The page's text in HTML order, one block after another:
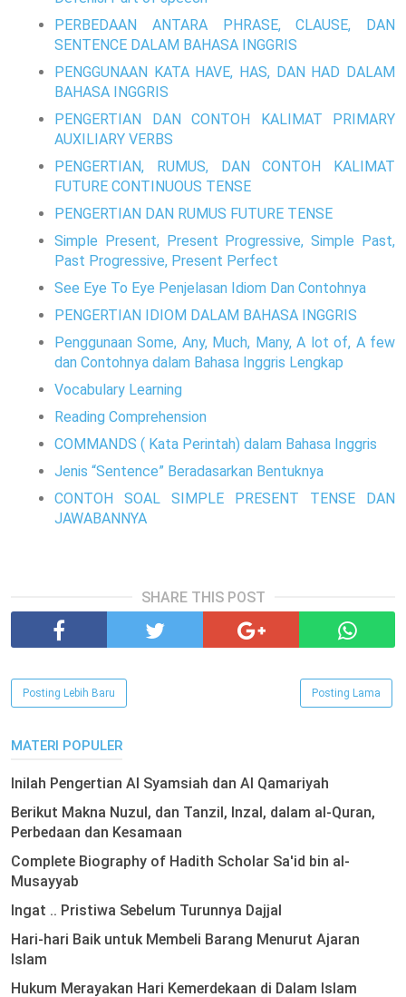
PERBEDAAN ANTARA PHRASE, CLAUSE, DAN
SENTENCE DALAM BAHASA INGGRIS
PENGGUNAAN KATA HAVE, HAS, DAN HAD DALAM
BAHASA INGGRIS
PENGERTIAN DAN CONTOH KALIMAT PRIMARY
AUXILIARY VERBS
PENGERTIAN, RUMUS, DAN CONTOH KALIMAT
FUTURE CONTINUOUS TENSE
PENGERTIAN DAN RUMUS FUTURE TENSE
Simple Present, Present Progressive, Simple Past,
Past Progressive, Present Perfect
See Eye To Eye Penjelasan Idiom Dan Contohnya
PENGERTIAN IDIOM DALAM BAHASA INGGRIS
Penggunaan Some, Any, Much, Many, A lot of, A few
dan Contohnya dalam Bahasa Inggris Lengkap
Vocabulary Learning
Reading Comprehension
COMMANDS ( Kata Perintah) dalam Bahasa Inggris
Jenis “Sentence” Beradasarkan Bentuknya
CONTOH SOAL SIMPLE PRESENT TENSE DAN
JAWABANNYA
SHARE THIS POST
Posting Lebih Baru Posting Lama
MATERI POPULER
Inilah Pengertian Al Syamsiah dan Al Qamariyah
Berikut Makna Nuzul, dan Tanzil, Inzal, dalam al-Quran,
Perbedaan dan Kesamaan
Complete Biography of Hadith Scholar Sa'id bin al-
Musayyab
Ingat .. Pristiwa Sebelum Turunnya Dajjal
Hari-hari Baik untuk Membeli Barang Menurut Ajaran
Islam
Hukum Merayakan Hari Kemerdekaan di Dalam Islam